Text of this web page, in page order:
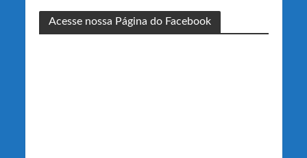
Acesse nossa Página do Facebook